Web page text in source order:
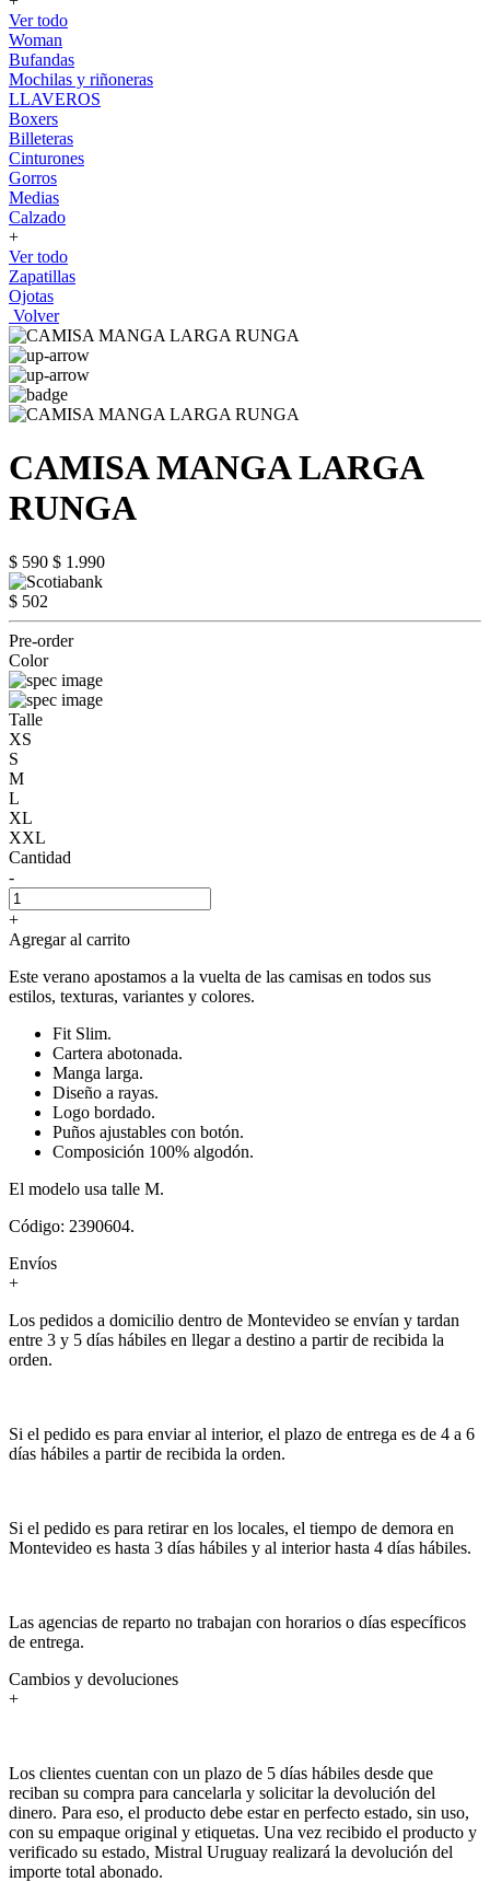
Ver todo
Woman
Bufandas
Mochilas y riñoneras
LLAVEROS
Boxers
Billeteras
Cinturones
Gorros
Medias
Calzado
+
Ver todo
Zapatillas
Ojotas
Volver
CAMISA MANGA LARGA
RUNGA
$ 590 $ 1.990
$ 502
Pre-order
Color
Talle
XS
S
M
L
XL
XXL
Cantidad
-
+
Agregar al carrito
Este verano apostamos a la vuelta de las camisas en todos sus
estilos, texturas, variantes y colores.
Fit Slim.
Cartera abotonada.
Manga larga.
Diseño a rayas.
Logo bordado.
Puños ajustables con botón.
Composición 100% algodón.
El modelo usa talle M.
Código: 2390604.
Envíos
+
Los pedidos a domicilio dentro de Montevideo se envían y tardan
entre 3 y 5 días hábiles en llegar a destino a partir de recibida la
orden.
Si el pedido es para enviar al interior, el plazo de entrega es de 4 a 6
días hábiles a partir de recibida la orden.
Si el pedido es para retirar en los locales, el tiempo de demora en
Montevideo es hasta 3 días hábiles y al interior hasta 4 días hábiles.
Las agencias de reparto no trabajan con horarios o días específicos
de entrega.
Cambios y devoluciones
+
Los clientes cuentan con un plazo de 5 días hábiles desde que
reciban su compra para cancelarla y solicitar la devolución del
dinero. Para eso, el producto debe estar en perfecto estado, sin uso,
con su empaque original y etiquetas. Una vez recibido el producto y
verificado su estado, Mistral Uruguay realizará la devolución del
importe total abonado.